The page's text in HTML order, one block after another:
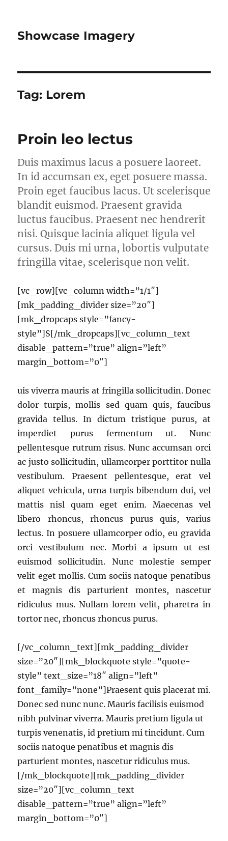
Showcase Imagery
Tag: Lorem
Proin leo lectus
Duis maximus lacus a posuere laoreet.
In id accumsan ex, eget posuere massa.
Proin eget faucibus lacus. Ut scelerisque
blandit euismod. Praesent gravida
luctus faucibus. Praesent nec hendrerit
nisi. Quisque lacinia aliquet ligula vel
cursus. Duis mi urna, lobortis vulputate
fringilla vitae, scelerisque non velit.
[vc_row][vc_column width=”1/1″]
[mk_padding_divider size=”20″]
[mk_dropcaps style=”fancy-
style”]S[/mk_dropcaps][vc_column_text
disable_pattern=”true” align=”left”
margin_bottom=”0″]
uis viverra mauris at fringilla sollicitudin. Donec
dolor turpis, mollis sed quam quis, faucibus
gravida tellus. In dictum tristique purus, at
imperdiet purus fermentum ut. Nunc
pellentesque rutrum risus. Nunc accumsan orci
ac justo sollicitudin, ullamcorper porttitor nulla
vestibulum. Praesent pellentesque, erat vel
aliquet vehicula, urna turpis bibendum dui, vel
mattis nisl quam eget enim. Maecenas vel
libero rhoncus, rhoncus purus quis, varius
lectus. In posuere ullamcorper odio, eu gravida
orci vestibulum nec. Morbi a ipsum ut est
euismod sollicitudin. Nunc molestie semper
velit eget mollis. Cum sociis natoque penatibus
et magnis dis parturient montes, nascetur
ridiculus mus. Nullam lorem velit, pharetra in
tortor nec, rhoncus rhoncus purus.
[/vc_column_text][mk_padding_divider
size=”20″][mk_blockquote style=”quote-
style” text_size=”18″ align=”left”
font_family=”none”]Praesent quis placerat mi.
Donec sed nunc nunc. Mauris facilisis euismod
nibh pulvinar viverra. Mauris pretium ligula ut
turpis venenatis, id pretium mi tincidunt. Cum
sociis natoque penatibus et magnis dis
parturient montes, nascetur ridiculus mus.
[/mk_blockquote][mk_padding_divider
size=”20″][vc_column_text
disable_pattern=”true” align=”left”
margin_bottom=”0″]